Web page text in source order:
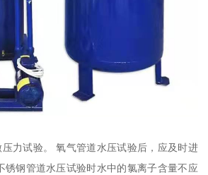
力试验。 氧气管道水压试验后，应及时进
锈钢管道水压试验时水中的氯离子含量不应